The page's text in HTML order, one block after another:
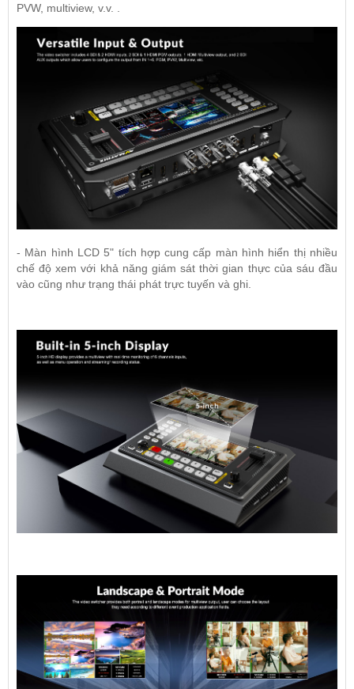
PVW, multiview, v.v. .
- Màn hình LCD 5" tích hợp cung cấp màn hình hiển thị nhiều
chế độ xem với khả năng giám sát thời gian thực của sáu đầu
vào cũng như trạng thái phát trực tuyến và ghi.